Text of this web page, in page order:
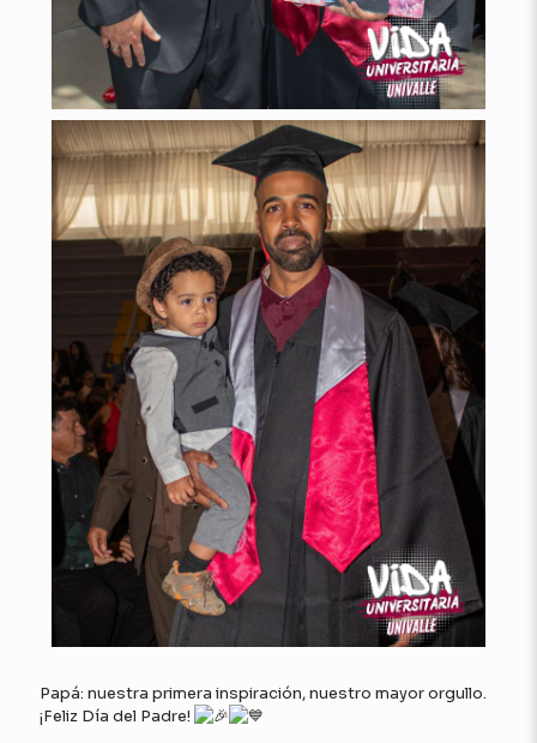
Papá: nuestra primera inspiración, nuestro mayor orgullo.
¡Feliz Día del Padre!